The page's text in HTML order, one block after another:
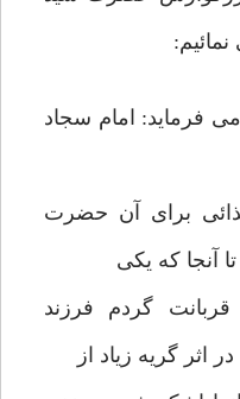
فرماید: امام سجاد
برای آن حضرت
آنجا که یکی
گردم فرزند
گریه زیاد از